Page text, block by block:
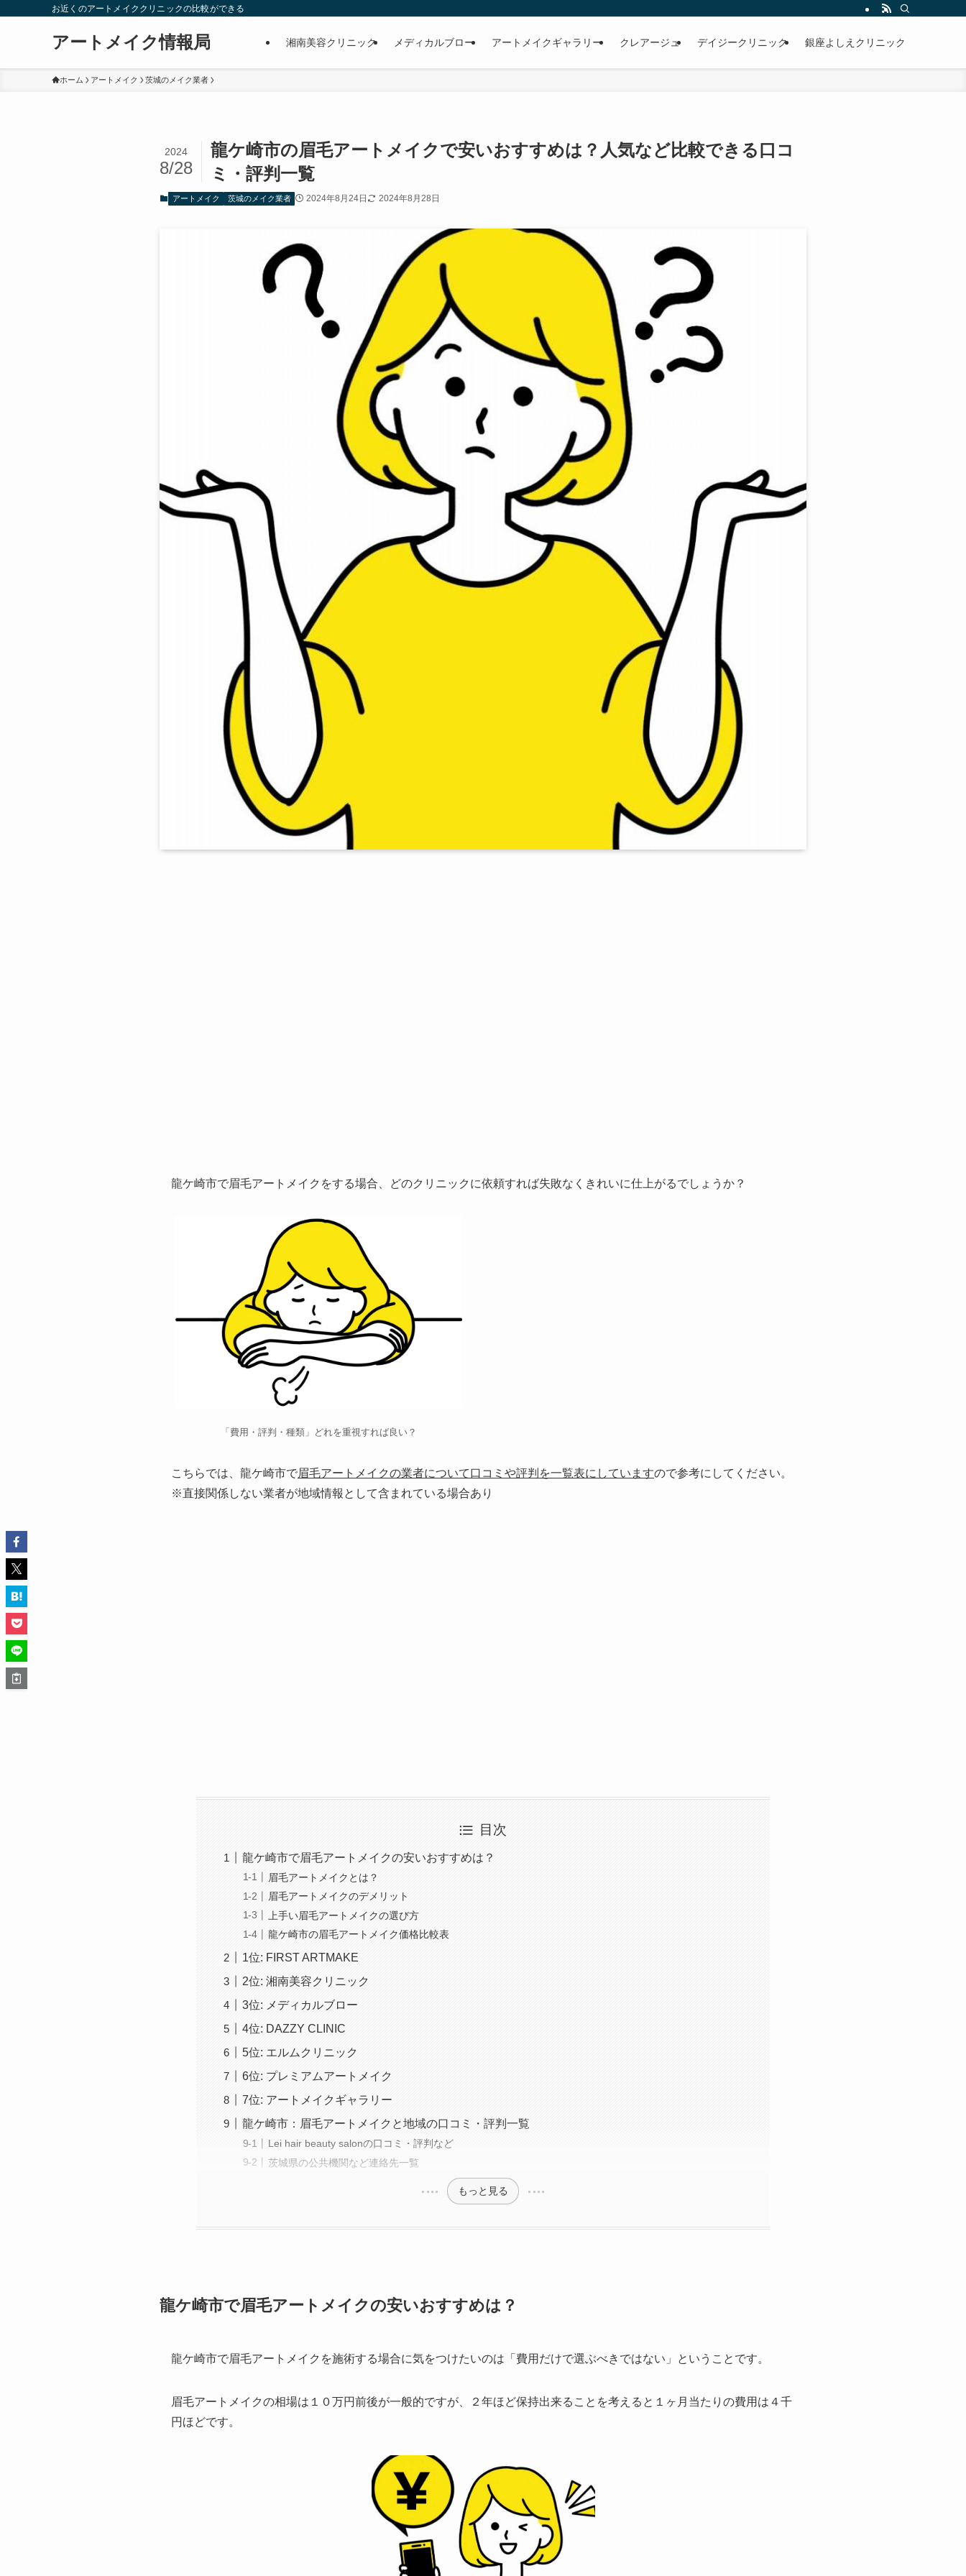
お近くのアートメイククリニックの比較ができる
アートメイク情報局 湘南美容クリニック メディカルブロー アートメイクギャラリー クレアージュ デイジークリニック 銀座よしえクリニック
ホーム アートメイク 茨城のメイク業者
龍ケ崎市の眉毛アートメイクで安いおすすめは？人気など比較できる口コ
ミ・評判一覧
2024
8/28
アートメイク 茨城のメイク業者 2024年8月24日 2024年8月28日
龍ケ崎市で眉毛アートメイクをする場合、 どのクリニックに依頼すれば失敗なくきれいに仕上がるでしょうか？
「費用・評判・種類」どれを重視すれば良い？
こちらでは、龍ケ崎市で眉毛アートメイクの業者について口コミや評判を一覧表にしていますので参考にしてください。
※直接関係しない業者が地域情報として含まれている場合あり
目次
龍ケ崎市で眉毛アートメイクの安いおすすめは？
眉毛アートメイクとは？
眉毛アートメイクのデメリット
上手い眉毛アートメイクの選び方
龍ケ崎市の眉毛アートメイク価格比較表
1位: FIRST ARTMAKE
2位: 湘南美容クリニック
3位: メディカルブロー
4位: DAZZY CLINIC
5位: エルムクリニック
6位: プレミアムアートメイク
7位: アートメイクギャラリー
龍ケ崎市：眉毛アートメイクと地域の口コミ・評判一覧
Lei hair beauty salonの口コミ・評判など
茨城県の公共機関など連絡先一覧
もっと見る
龍ケ崎市で眉毛アートメイクの安いおすすめは？
龍ケ崎市で眉毛アートメイクを施術する場合に気をつけたいのは 「費用だけで選ぶべきではない」ということです。
眉毛アートメイクの相場は１０万円前後が一般的ですが、２年ほど保持出来ることを考えると１ヶ月当たりの費用は４千
円ほどです。